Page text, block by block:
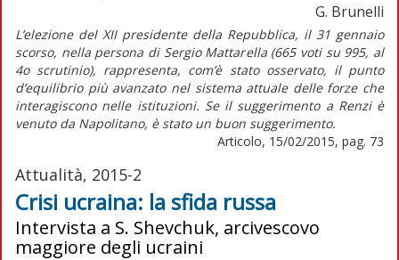
G. Brunelli
L’elezione del XII presidente della Repubblica, il 31 gennaio
scorso, nella persona di Sergio Mattarella (665 voti su 995, al
4o scrutinio), rappresenta, com’è stato osservato, il punto
d’equilibrio più avanzato nel sistema attuale delle forze che
interagiscono nelle istituzioni. Se il suggerimento a Renzi è
venuto da Napolitano, è stato un buon suggerimento.
Articolo, 15/02/2015, pag. 73
Attualità, 2015-2
Crisi ucraina: la sfida russa
Intervista a S. Shevchuk, arcivescovo
maggiore degli ucraini